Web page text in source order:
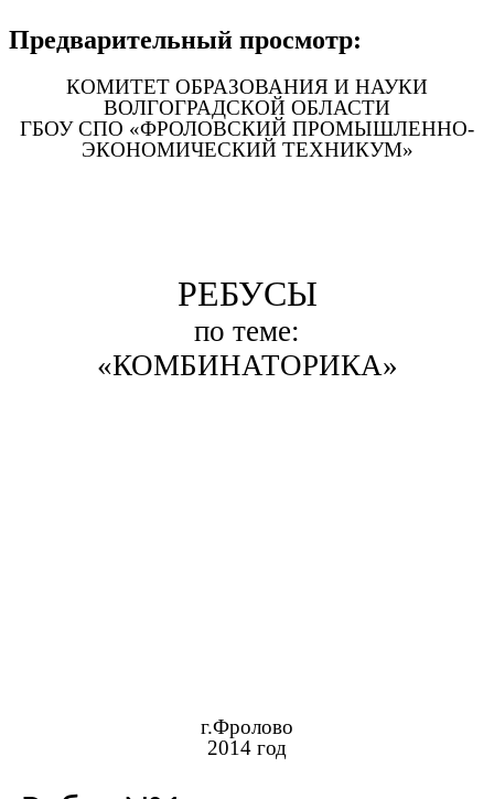
Предварительный просмотр:
КОМИТЕТ ОБРАЗОВАНИЯ И НАУКИ
ВОЛГОГРАДСКОЙ ОБЛАСТИ
ГБОУ СПО «ФРОЛОВСКИЙ ПРОМЫШЛЕННО-
ЭКОНОМИЧЕСКИЙ ТЕХНИКУМ»
РЕБУСЫ
по теме:
«КОМБИНАТОРИКА»
г.Фролово
2014 год